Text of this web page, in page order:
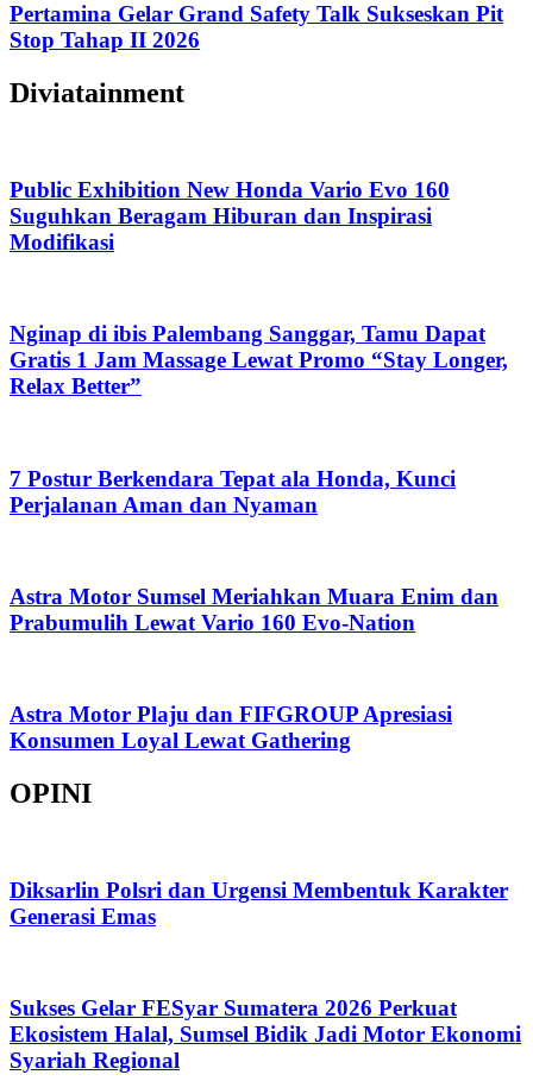
Pertamina Gelar Grand Safety Talk Sukseskan Pit
Stop Tahap II 2026
Diviatainment
Public Exhibition New Honda Vario Evo 160
Suguhkan Beragam Hiburan dan Inspirasi
Modifikasi
Nginap di ibis Palembang Sanggar, Tamu Dapat
Gratis 1 Jam Massage Lewat Promo “Stay Longer,
Relax Better”
7 Postur Berkendara Tepat ala Honda, Kunci
Perjalanan Aman dan Nyaman
Astra Motor Sumsel Meriahkan Muara Enim dan
Prabumulih Lewat Vario 160 Evo-Nation
Astra Motor Plaju dan FIFGROUP Apresiasi
Konsumen Loyal Lewat Gathering
OPINI
Diksarlin Polsri dan Urgensi Membentuk Karakter
Generasi Emas
Sukses Gelar FESyar Sumatera 2026 Perkuat
Ekosistem Halal, Sumsel Bidik Jadi Motor Ekonomi
Syariah Regional